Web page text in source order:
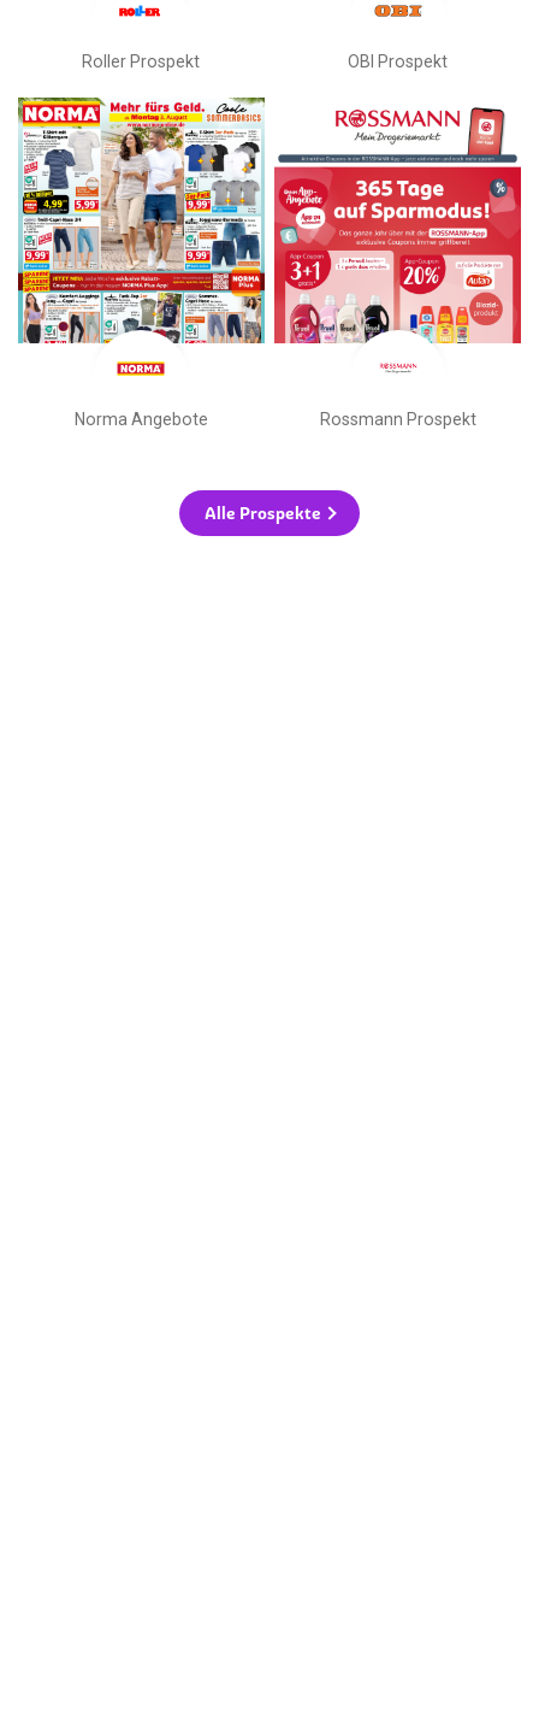
Roller Prospekt OBI Prospekt
Norma Angebote Rossmann Prospekt
Alle Prospekte